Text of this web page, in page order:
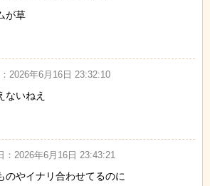
が草
2026年6月16日 23:32:10
ないねえ
： 2026年6月16日 23:43:21
のやイナリ合わせてるのに